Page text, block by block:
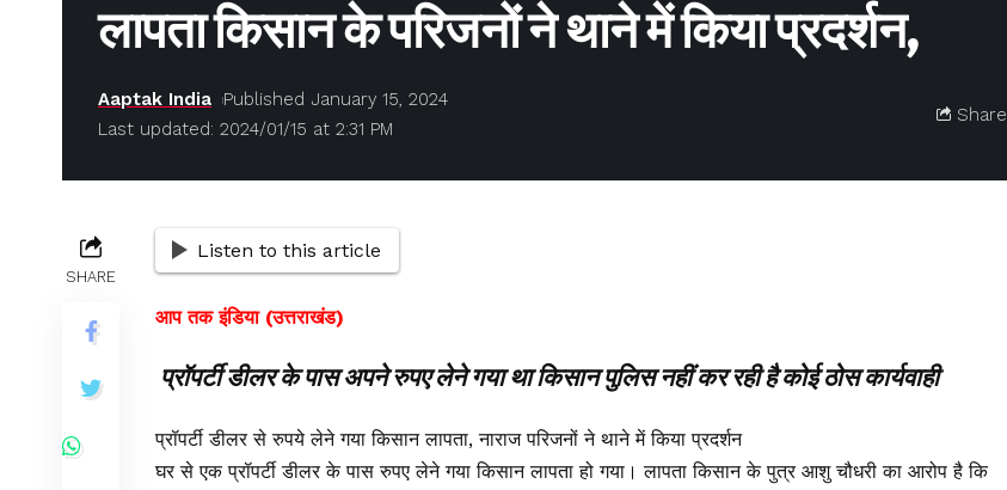
लापता किसान के परिजनों ने थाने में किया प्रदर्शन,
Last updated: 2024/01/15 at 2:31 PM
Aaptak India Published January 15, 2024
Share
SHARE
Listen to this article
आप तक इंडिया (उत्तराखंड)
प्रॉपर्टी डीलर के पास अपने रुपए लेने गया था किसान पुलिस नहीं कर रही है कोई ठोस कार्यवाही
प्रॉपर्टी डीलर से रुपये लेने गया किसान लापता, नाराज परिजनों ने थाने में किया प्रदर्शन
घर से एक प्रॉपर्टी डीलर के पास रुपए लेने गया किसान लापता हो गया। लापता किसान के पुत्र आशु चौधरी का आरोप है कि